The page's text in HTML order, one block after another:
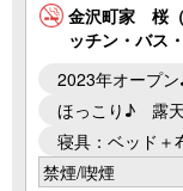
金沢町家 桜
ッチン・バス
2023年オープ
ほっこり♪ 露
寝具：ベッド＋
禁煙/喫煙